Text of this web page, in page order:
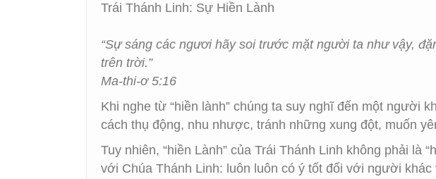
Trái Thánh Linh: Sự Hiền Lành
“Sự sáng các ngươi hãy soi trước mặt người ta như vậy,
trên trời.”
Ma-thi-ơ 5:16
Khi nghe từ “hiền lành” chúng ta suy nghĩ đến một người
cách thụ động, nhu nhược, tránh những xung đột, muốn
Tuy nhiên, “hiền Lành” của Trái Thánh Linh không phải là
với Chúa Thánh Linh: luôn luôn có ý tốt đối với người